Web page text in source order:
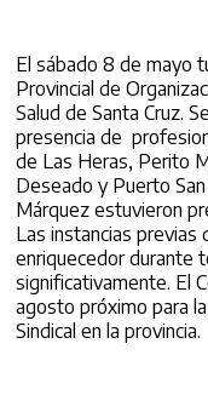
El sábado 8 de mayo
Provincial de
Salud de Santa Cruz.
presencia de
de Las Heras, Perito
Deseado y Puerto
Márquez estuvieron
Las instancias previas
enriquecedor durante
significativamente. El
agosto próximo para
Sindical en la provincia.